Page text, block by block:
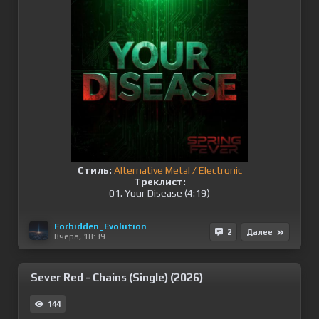
Стиль: Alternative Metal / Electronic
Треклист:
01. Your Disease (4:19)
Forbidden_Evolution
Вчера, 18:39
2 Далее
Sever Red - Chains (Single) (2026)
144